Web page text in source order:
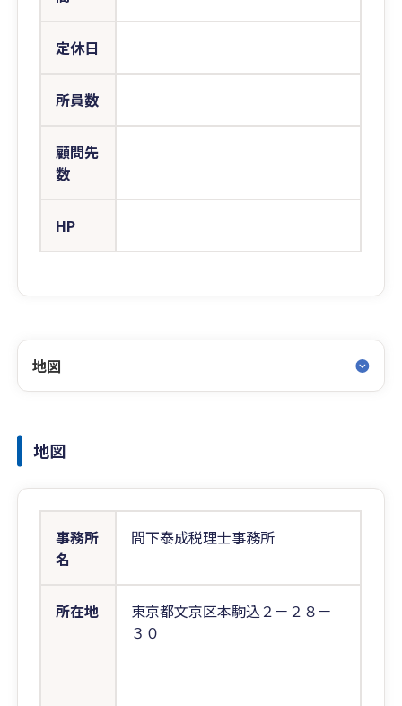
定休日
所員数
顧問先
数
HP
地図
地図
事務所
名
間下泰成税理士事務所
所在地
東京都文京区本駒込２－２８－
３０